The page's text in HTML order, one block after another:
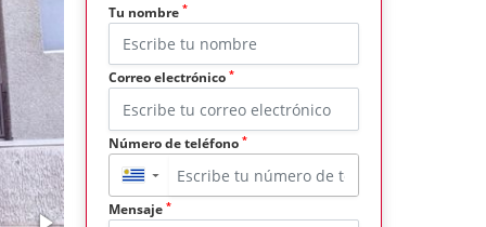
Tu nombre *
Correo electrónico *
Número de teléfono *
▼
Mensaje *